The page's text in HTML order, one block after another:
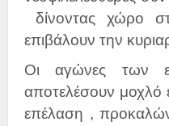
δίνοντας χώρο
επιβάλουν την
Οι αγώνες των
αποτελέσουν μοχλό
επέλαση ,